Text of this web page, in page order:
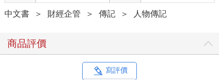
制裁，等著瞧！」阿爾布爾雖然身材嬌小，但是卻非常強捍。她
在記者會上，強烈譴責米洛塞維奇，她的眼神堅定，聲音冷靜而
時仍擔任南斯拉夫聯盟共和國總統的米洛塞維奇。這是歷史上第
一次現任的國家領袖被以違反人道罪名起訴。當年的戰爭，導致
位來自科索沃的老太太，這位老太太的丈夫被殺，兩個兒子被俘
中文書 ＞ 財經企管 ＞ 傳記 ＞ 人物傳記
商品評價
寫評價